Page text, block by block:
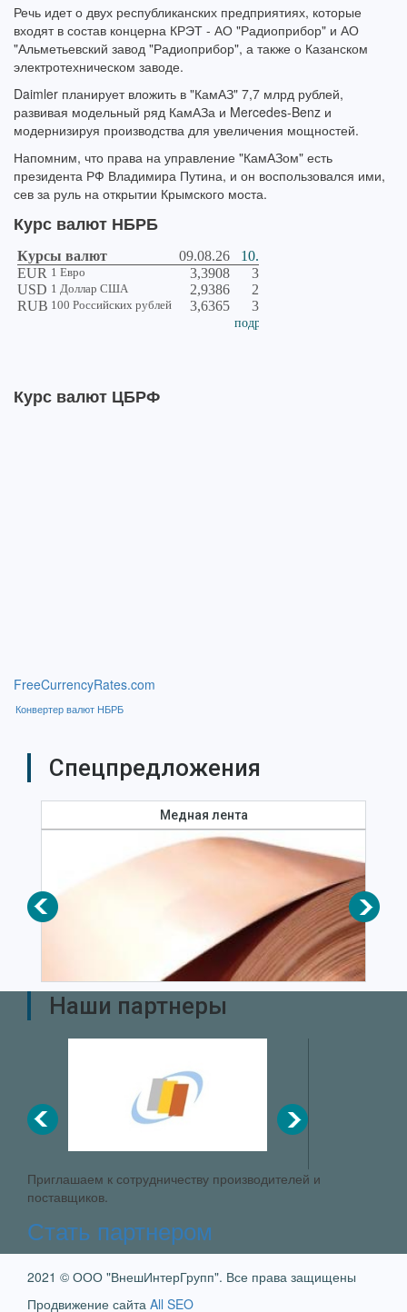
Речь идет о двух республиканских предприятиях, которые
входят в состав концерна КРЭТ - АО "Радиоприбор" и АО
"Альметьевский завод "Радиоприбор", а также о Казанском
электротехническом заводе.
Daimler планирует вложить в "КамАЗ" 7,7 млрд рублей,
развивая модельный ряд КамАЗа и Mercedes-Benz и
модернизируя производства для увеличения мощностей.
Напомним, что права на управление "КамАЗом" есть
президента РФ Владимира Путина, и он воспользовался ими,
сев за руль на открытии Крымского моста.
Курс валют НБРБ
Курс валют ЦБРФ
FreeCurrencyRates.com
Конвертер валют НБРБ
Спецпредложения
Медная лента
Наши партнеры
Приглашаем к сотрудничеству производителей и
поставщиков.
Стать партнером
2021 © ООО "ВнешИнтерГрупп". Все права защищены
Продвижение сайта All SEO